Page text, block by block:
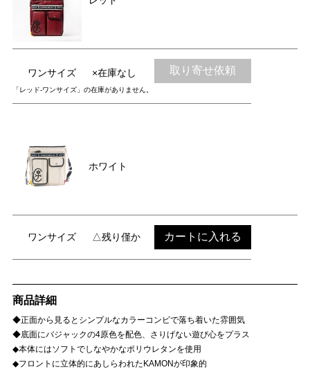
ワンサイズ ×在庫なし 取り寄せ依頼
「レッド-ワンサイズ」の在庫がありません。
ホワイト
ワンサイズ △残り僅か カートに入れる
商品詳細
◆正面から見るとシンプルなカラーコンビで落ち着いた雰囲気
◆底面にバジャックの4原色を配色、さりげない遊び心をプラス
◆本体にはソフトでしなやかなポリウレタンを使用
◆フロントに立体的にあしらわれたKAMONが印象的